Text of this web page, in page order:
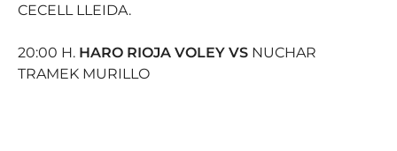
CECELL LLEIDA.
20:00 H. HARO RIOJA VOLEY VS NUCHAR
TRAMEK MURILLO